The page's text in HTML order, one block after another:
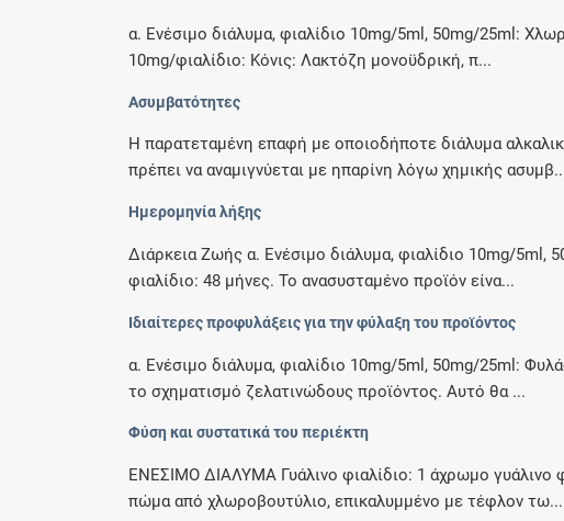
α. Ενέσιμο διάλυμα, φιαλίδιο 10mg/5ml, 50mg/25ml:
10mg/φιαλίδιο: Κόνις: Λακτόζη μονοϋδρική, π...
Ασυµβατότητες
Η παρατεταμένη επαφή με οποιοδήποτε διάλυμα
πρέπει να αναμιγνύεται με ηπαρίνη λόγω χημικής
Ημερομηνία λήξης
∆ιάρκεια Ζωής α. Ενέσιμο διάλυμα, φιαλίδιο 10mg/5ml,
φιαλίδιο: 48 μήνες. Το ανασυσταμένο προϊόν είνα...
Ιδιαίτερες προφυλάξεις για την φύλαξη του προϊόντος
α. Ενέσιμο διάλυμα, φιαλίδιο 10mg/5ml, 50mg/25ml:
το σχηματισμό ζελατινώδους προϊόντος. Αυτό θα ...
Φύση και συστατικά του περιέκτη
ΕΝΕΣΙΜΟ ΔΙΑΛΥΜΑ Γυάλινο φιαλίδιo: 1 άχρωμο γυάλινο
πώμα από χλωροβουτύλιο, επικαλυμμένο με τέφλον τω...